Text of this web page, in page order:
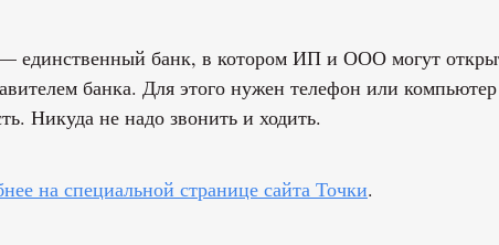
единственный банк, в котором ИП и ООО могут
банка. Для этого нужен телефон или
Никуда не надо звонить и ходить.
на специальной странице сайта Точки.